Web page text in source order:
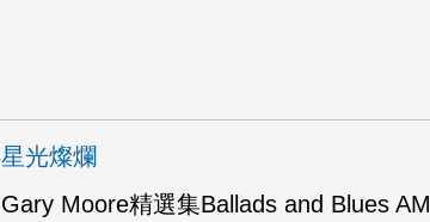
星光燦爛
Gary Moore精選集Ballads and Blues AM